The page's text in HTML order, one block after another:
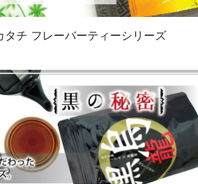
タチ フレーバーティーシリーズ